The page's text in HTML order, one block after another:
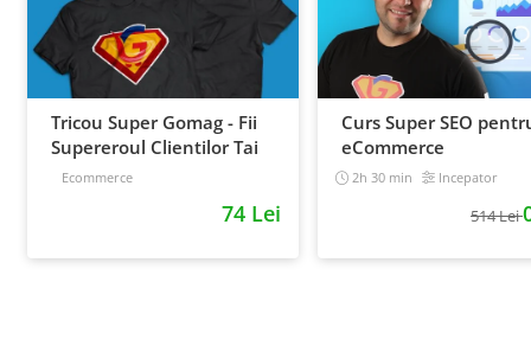
Tricou Super Gomag - Fii
Supereroul Clientilor Tai
Ecommerce
74 Lei
Curs Super SEO
eCommerce
2h 30 min Incepator
514 Lei